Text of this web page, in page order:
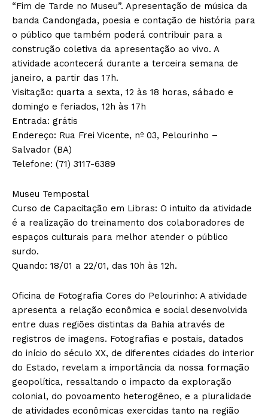
“Fim de Tarde no Museu”. Apresentação de música da
banda Candongada, poesia e contação de história para
o público que também poderá contribuir para a
construção coletiva da apresentação ao vivo. A
atividade acontecerá durante a terceira semana de
janeiro, a partir das 17h.
Visitação: quarta a sexta, 12 às 18 horas, sábado e
domingo e feriados, 12h às 17h
Entrada: grátis
Endereço: Rua Frei Vicente, nº 03, Pelourinho –
Salvador (BA)
Telefone: (71) 3117-6389
Museu Tempostal
Curso de Capacitação em Libras: O intuito da atividade
é a realização do treinamento dos colaboradores de
espaços culturais para melhor atender o público
surdo.
Quando: 18/01 a 22/01, das 10h às 12h.
Oficina de Fotografia Cores do Pelourinho: A atividade
apresenta a relação econômica e social desenvolvida
entre duas regiões distintas da Bahia através de
registros de imagens. Fotografias e postais, datados
do início do século XX, de diferentes cidades do interior
do Estado, revelam a importância da nossa formação
geopolítica, ressaltando o impacto da exploração
colonial, do povoamento heterogêneo, e a pluralidade
de atividades econômicas exercidas tanto na região